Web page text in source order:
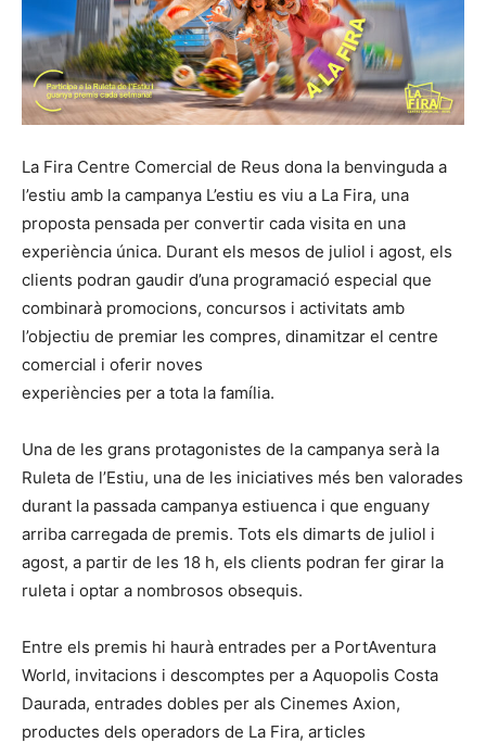
La Fira Centre Comercial de Reus dona la benvinguda a
l’estiu amb la campanya L’estiu es viu a La Fira, una
proposta pensada per convertir cada visita en una
experiència única. Durant els mesos de juliol i agost, els
clients podran gaudir d’una programació especial que
combinarà promocions, concursos i activitats amb
l’objectiu de premiar les compres, dinamitzar el centre
comercial i oferir noves
experiències per a tota la família.
Una de les grans protagonistes de la campanya serà la
Ruleta de l’Estiu, una de les iniciatives més ben valorades
durant la passada campanya estiuenca i que enguany
arriba carregada de premis. Tots els dimarts de juliol i
agost, a partir de les 18 h, els clients podran fer girar la
ruleta i optar a nombrosos obsequis.
Entre els premis hi haurà entrades per a PortAventura
World, invitacions i descomptes per a Aquopolis Costa
Daurada, entrades dobles per als Cinemes Axion,
productes dels operadors de La Fira, articles